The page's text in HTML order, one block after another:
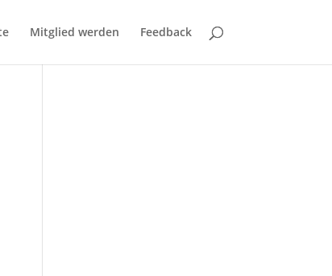
Mitglied werden Feedback